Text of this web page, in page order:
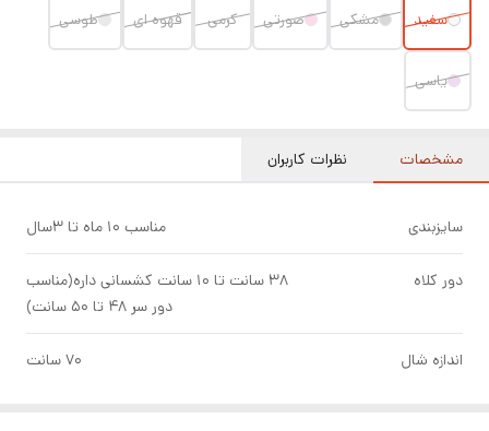
سفید مشکی صورتی کرمی قهوه ای طوسی
یاسی
مشخصات نظرات کاربران
سایزبندی مناسب ۱۰ ماه تا ۳سال
دور کلاه
۳۸ سانت تا ۱۰ سانت کشسانی داره(مناسب
دور سر ۴۸ تا ۵۰ سانت)
اندازه شال ۷۰ سانت